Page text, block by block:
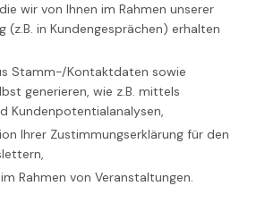
wir von Ihnen im Rahmen unserer
(z.B. in Kundengesprächen) erhalten
Stamm-/Kontaktdaten sowie
generieren, wie z.B. mittels
Kundenpotentialanalysen,
Ihrer Zustimmungserklärung für den
Rahmen von Veranstaltungen.